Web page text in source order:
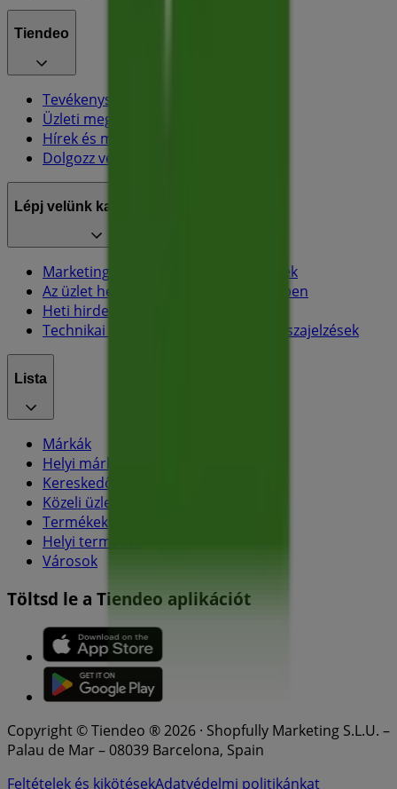
Tiendeo
Tevékenységeink
Üzleti megoldások
Hírek és média
Dolgozz velünk
Lépj velünk kapcsolatba
Marketing és üzleti célú megkeresések
Az üzlet helytelenül található a térképen
Heti hirdetési visszajelzés
Technikai problémák és általános visszajelzések
Lista
Márkák
Helyi márkák
Kereskedők
Közeli üzletek
Termékek
Helyi termékek
Városok
Töltsd le a Tiendeo aplikációt
Copyright © Tiendeo ® 2026 · Shopfully Marketing S.L.U. –
Palau de Mar – 08039 Barcelona, Spain
Feltételek és kikötésekAdatvédelmi politikánkat